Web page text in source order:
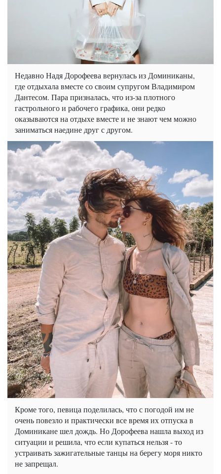
Недавно Надя Дорофеева вернулась из Доминиканы,
где отдыхала вместе со своим супругом Владимиром
Дантесом. Пара призналась, что из-за плотного
гастрольного и рабочего графика, они редко
оказываются на отдыхе вместе и не знают чем можно
заниматься наедине друг с другом.
Кроме того, певица поделилась, что с погодой им не
очень повезло и практически все время их отпуска в
Доминикане шел дождь. Но Дорофеева нашла выход из
ситуации и решила, что если купаться нельзя - то
устраивать зажигательные танцы на берегу моря никто
не запрещал.